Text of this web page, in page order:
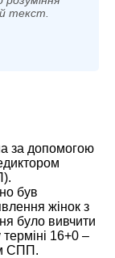
текст.
за допомогою
був
жінок з
було вивчити
16+0 –
СПП.